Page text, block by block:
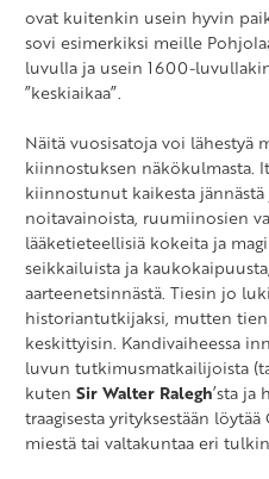
ovat kuitenkin usein hyvin
sovi esimerkiksi meille
luvulla ja usein 1600-
”keskiaikaa”.
Näitä vuosisatoja voi lähestyä
kiinnostuksen näkökulmasta.
kiinnostunut kaikesta jännästä
noitavainoista, ruumiinosien
lääketieteellisiä kokeita ja
seikkailuista ja
aarteenetsinnästä. Tiesin jo
historiantutkijaksi, mutten
keskittyisin. Kandivaiheessa
luvun tutkimusmatkailijoista
kuten Sir Walter Ralegh’sta ja
traagisesta yrityksestään
miestä tai valtakuntaa eri